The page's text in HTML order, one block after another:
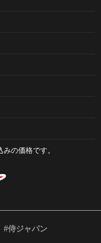
の価格です。
#侍ジャパン